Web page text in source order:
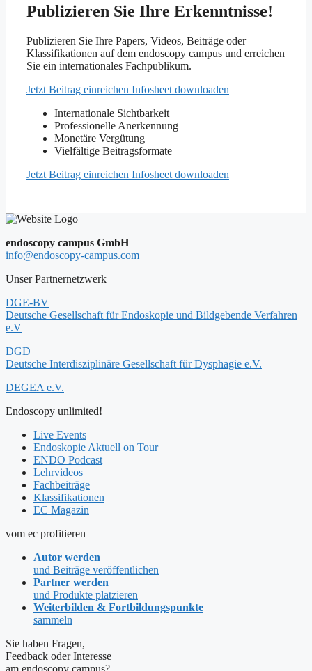
Publizieren Sie Ihre Erkenntnisse!
Publizieren Sie Ihre Papers, Videos, Beiträge oder
Klassifikationen auf dem endoscopy campus und erreichen
Sie ein internationales Fachpublikum.
Jetzt Beitrag einreichen Infosheet downloaden
Internationale Sichtbarkeit
Professionelle Anerkennung
Monetäre Vergütung
Vielfältige Beitragsformate
Jetzt Beitrag einreichen Infosheet downloaden
endoscopy campus GmbH
info@endoscopy-campus.com
Unser Partnernetzwerk
DGE-BV
Deutsche Gesellschaft für Endoskopie und Bildgebende Verfahren
e.V
DGD
Deutsche Interdisziplinäre Gesellschaft für Dysphagie e.V.
DEGEA e.V.
Endoscopy unlimited!
Live Events
Endoskopie Aktuell on Tour
ENDO Podcast
Lehrvideos
Fachbeiträge
Klassifikationen
EC Magazin
vom ec profitieren
Autor werden
und Beiträge veröffentlichen
Partner werden
und Produkte platzieren
Weiterbilden & Fortbildungspunkte
sammeln
Sie haben Fragen,
Feedback oder Interesse
am endoscopy campus?